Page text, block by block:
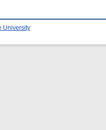
University